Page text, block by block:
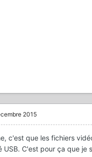
2015
c'est que les fichiers
USB. C'est pour ça que je